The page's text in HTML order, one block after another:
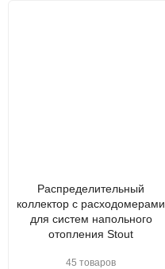
Распределительный
коллектор с расходомерами
для систем напольного
отопления Stout
45 товаров